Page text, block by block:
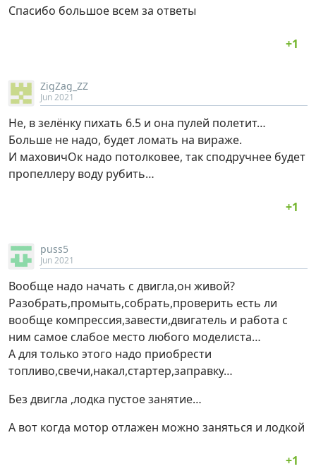
Спасибо большое всем за ответы
ZigZag_ZZ
Jun 2021
Не, в зелёнку пихать 6.5 и она пулей полетит…
Больше не надо, будет ломать на вираже.
И маховичОк надо потолковее, так сподручнее будет
пропеллеру воду рубить…
puss5
Jun 2021
Вообще надо начать с двигла,он живой?
Разобрать,промыть,собрать,проверить есть ли
вообще компрессия,завести,двигатель и работа с
ним самое слабое место любого моделиста…
А для только этого надо приобрести
топливо,свечи,накал,стартер,заправку…
Без двигла ,лодка пустое занятие…
А вот когда мотор отлажен можно заняться и лодкой